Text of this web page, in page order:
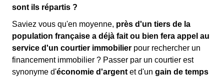
sont ils répartis ?
Saviez vous qu'en moyenne, près d'un tiers de la
population française a déjà fait ou bien fera appel au
service d'un courtier immobilier pour rechercher un
financement immobilier ? Passer par un courtier est
synonyme d'économie d'argent et d'un gain de temps